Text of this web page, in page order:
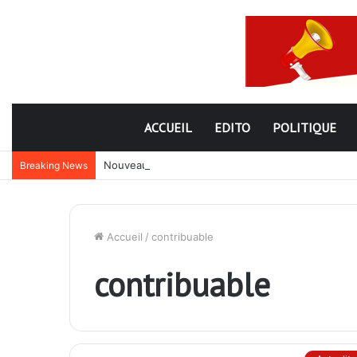
ACCUEIL EDITO POLITIQUE
Breaking News Nouveau subterfuge en préparation de Faure
Accueil / contribuable
contribuable